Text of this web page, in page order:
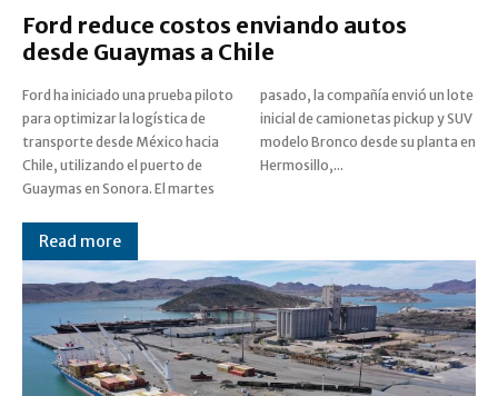
Ford reduce costos enviando autos
desde Guaymas a Chile
Ford ha iniciado una prueba piloto
para optimizar la logística de
transporte desde México hacia
Chile, utilizando el puerto de
Guaymas en Sonora. El martes
pasado, la compañía envió un lote
inicial de camionetas pickup y SUV
modelo Bronco desde su planta en
Hermosillo,...
Read more